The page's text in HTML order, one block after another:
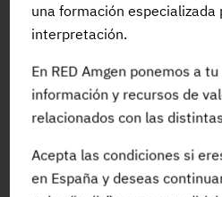
una formación
interpretación.
En RED Amgen ponemos a
información y recursos de
relacionados con las
Acepta las condiciones si
en España y deseas
ACCEDE A TODA LA